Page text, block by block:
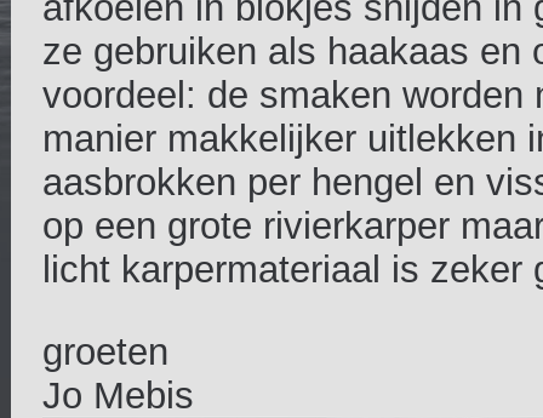
ze gebruiken als haakaas en
voordeel: de smaken
manier makkelijker uitlekken
aasbrokken per hengel en
op een grote rivierkarper
licht karpermateriaal is
groeten
Jo Mebis